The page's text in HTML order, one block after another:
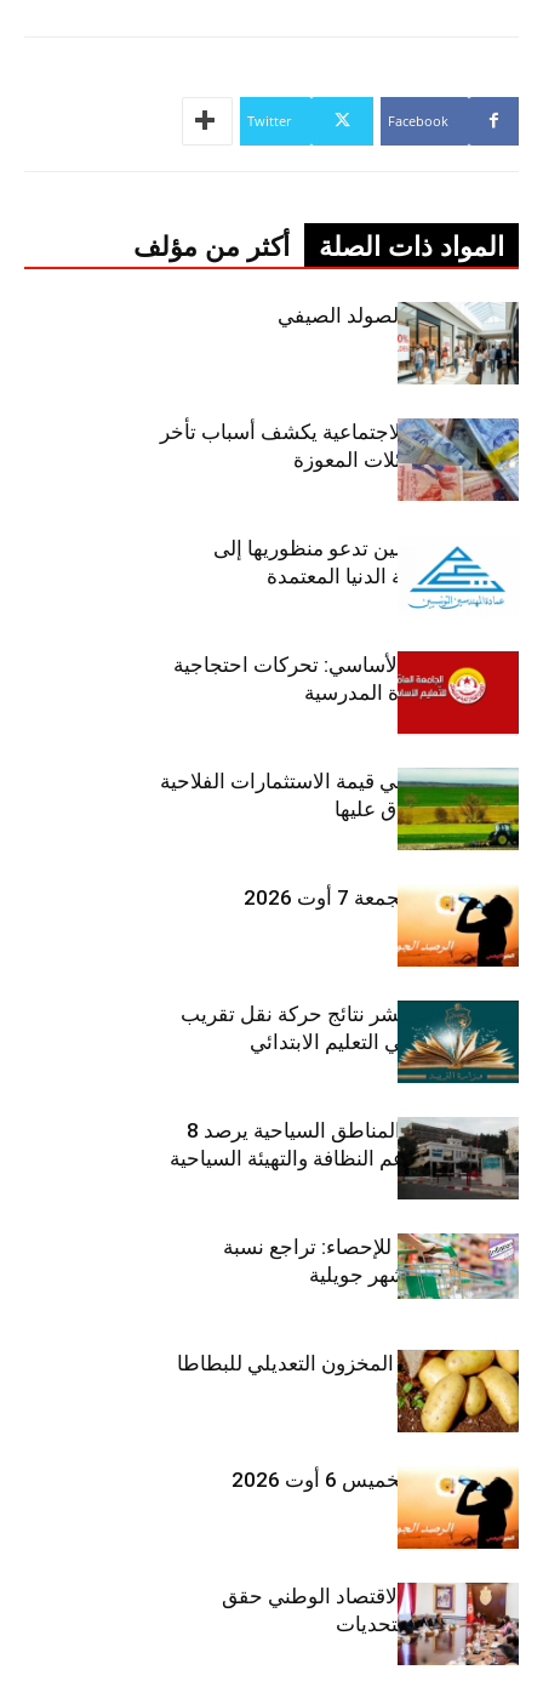
Facebook
Twitter
المواد ذات الصلة أكثر من مؤلف
اليوم: إنطلاق الصولد الصيفي
وزير الشؤون الاجتماعية يكشف أسباب تأخر
صرف منح العائلات المعوزة
عمادة المهندسين تدعو منظوريها إلى
احترام التعريفة الدنيا المعتمدة
جامعة التعليم الأساسي: تحركات احتجاجية
تزامنا مع العودة المدرسية
ارتفاع بـ15% في قيمة الاستثمارات الفلاحية
الخاصة المصادق عليها
طقس اليوم الجمعة 7 أوت 2026
وزارة التربية تنشر نتائج حركة نقل تقريب
الأزواج لمدرّسي التعليم الابتدائي
صندوق حماية المناطق السياحية يرصد 8
مليون دينار لدعم النظافة والتهيئة السياحية
المعهد الوطني للإحصاء: تراجع نسبة
التضخم خلال شهر جويلية
وزارة الفلاحة : المخزون التعديلي للبطاطا
بلغ 12392 طنا
طقس اليوم الخميس 6 أوت 2026
وزيرة المالية: الاقتصاد الوطني حقق
مكاسب رغم التحديات